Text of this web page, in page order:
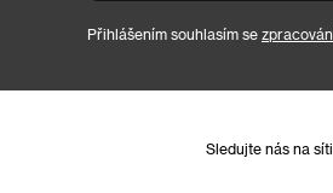
Přihlášením souhlasím se
Sledujte nás na